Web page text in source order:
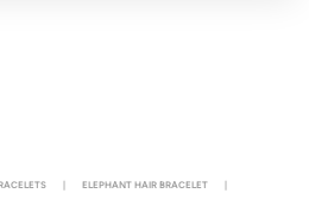
| ELEPHANT HAIR BRACELET
|